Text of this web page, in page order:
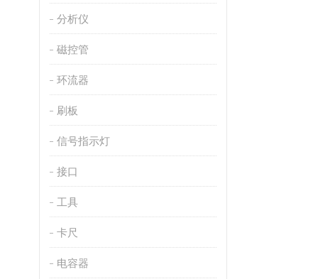
分析仪
磁控管
环流器
刷板
信号指示灯
接口
工具
卡尺
电容器